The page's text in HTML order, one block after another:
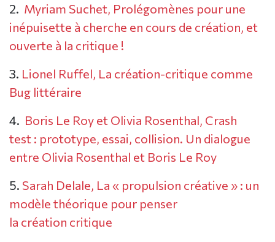
2. Myriam Suchet, Prolégomènes pour une
inépuisette à cherche en cours de création, et
ouverte à la critique !
3. Lionel Ruffel, La création-critique comme
Bug littéraire
4. Boris Le Roy et Olivia Rosenthal, Crash
test : prototype, essai, collision. Un dialogue
entre Olivia Rosenthal et Boris Le Roy
5. Sarah Delale, La « propulsion créative » : un
modèle théorique pour penser
la création critique